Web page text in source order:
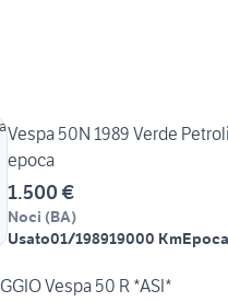
Vespa 50N 1989 Verde
epoca
1.500 €
Noci (BA)
Usato01/198919000 KmEpoca
Vespa 50 R *ASI*